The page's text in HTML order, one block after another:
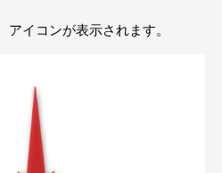
アイコンが表示されます。